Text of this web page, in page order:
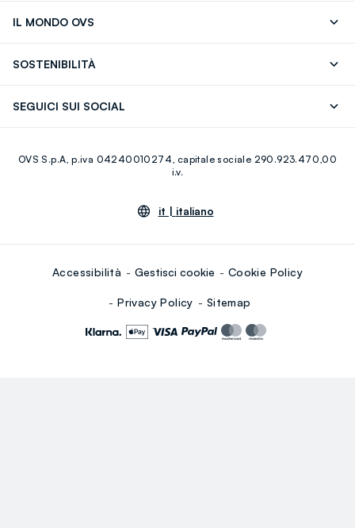
IL MONDO OVS
Giftcard
SOSTENIBILITÀ
SEGUICI SUI SOCIAL
Youtube Linkedin
OVS S.p.A, p.iva 04240010274, capitale sociale 290.923.470,00
i.v.
it | italiano
Accessibilità Gestisci cookie Cookie Policy
Privacy Policy Sitemap